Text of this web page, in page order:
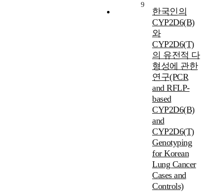
9
한국인의
CYP2D6(B)
와
CYP2D6(T)
의 유전적 다
형성에 관한
연구(PCR
and RFLP-
based
CYP2D6(B)
and
CYP2D6(T)
Genotyping
for Korean
Lung Cancer
Cases and
Controls)